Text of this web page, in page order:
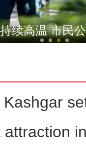
“天马浴河” 感
续高温 市民
attraction